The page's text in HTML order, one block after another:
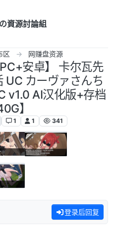
資源討論組
区 网赚盘资源
安卓】 卡尔瓦先
UC カーヴァさんち
v1.0 AI汉化版+存档
】
1 1 341
登录后回复